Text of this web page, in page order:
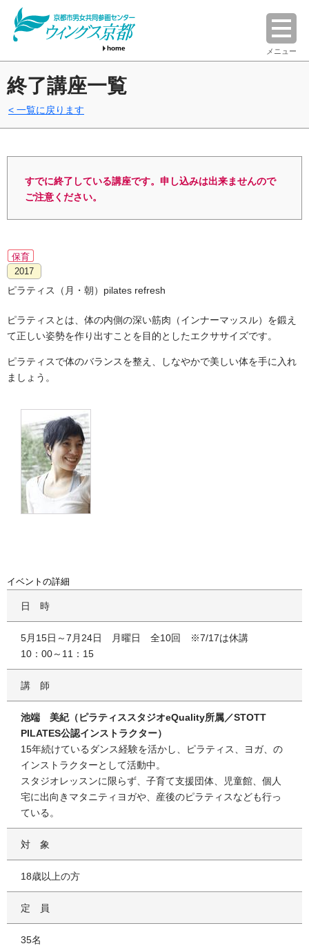
home メニュー
終了講座一覧
一覧に戻ります
すでに終了している講座です。申し込みは出来ませんので
ご注意ください。
保育
2017
ピラティス（月・朝）pilates refresh
ピラティスとは、体の内側の深い筋肉（インナーマッスル）を鍛え
て正しい姿勢を作り出すことを目的としたエクササイズです。
ピラティスで体のバランスを整え、しなやかで美しい体を手に入れ
ましょう。
イベントの詳細
日時
5月15日～7月24日 月曜日 全10回 ※7/17は休講
10：00～11：15
講師
池端 美紀（ピラティススタジオeQuality所属／STOTT
PILATES公認インストラクター）
15年続けているダンス経験を活かし、ピラティス、ヨガ、の
インストラクターとして活動中。
スタジオレッスンに限らず、子育て支援団体、児童館、個人
宅に出向きマタニティヨガや、産後のピラティスなども行っ
ている。
対象
18歳以上の方
定員
35名